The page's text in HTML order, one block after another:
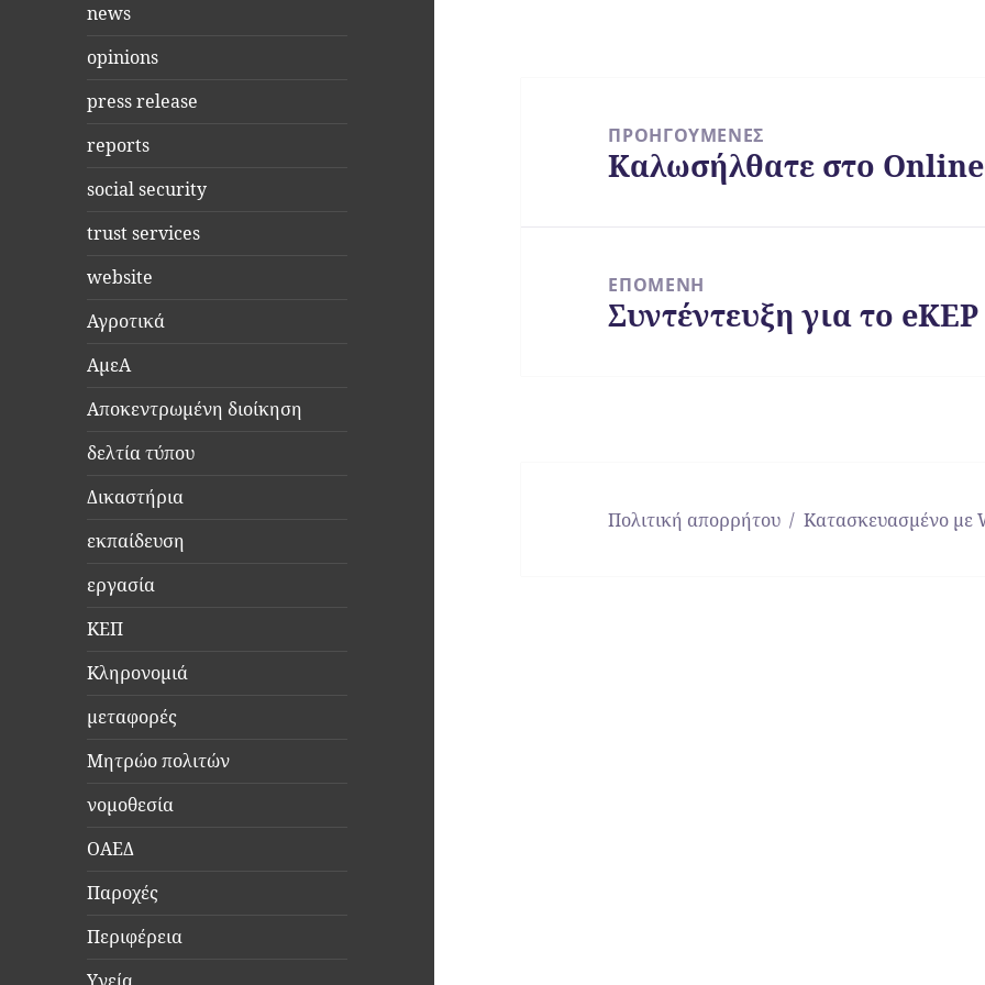
news
opinions
press release
reports
social security
trust services
website
Αγροτικά
ΑμεΑ
Αποκεντρωμένη διοίκηση
δελτία τύπου
Δικαστήρια
εκπαίδευση
εργασία
ΚΕΠ
Κληρονομιά
μεταφορές
Μητρώο πολιτών
νομοθεσία
ΟΑΕΔ
Παροχές
Περιφέρεια
ΠΡΟΗΓΟΎΜΕΝΕΣ
Προηγούμενο
Καλωσήλθατε στο
ΕΠΌΜΕΝΗ
Επόμενο
Συντέντευξη για το eKEP
Πολιτική απορρήτου Κατασκευασμένο με